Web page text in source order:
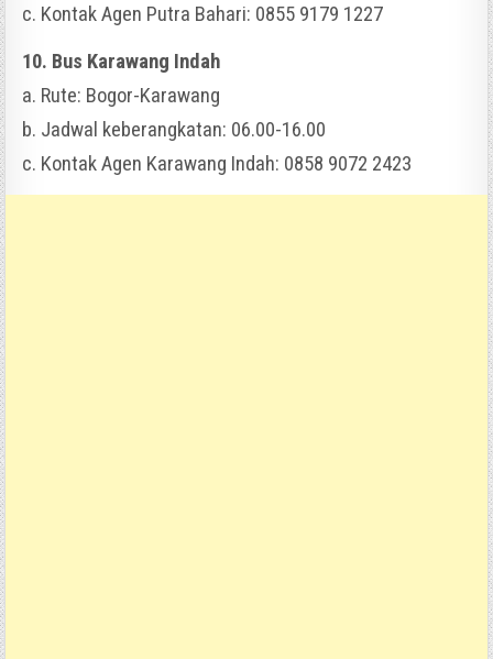
c. Kontak Agen Putra Bahari: 0855 9179 1227
10. Bus Karawang Indah
a. Rute: Bogor-Karawang
b. Jadwal keberangkatan: 06.00-16.00
c. Kontak Agen Karawang Indah: 0858 9072 2423